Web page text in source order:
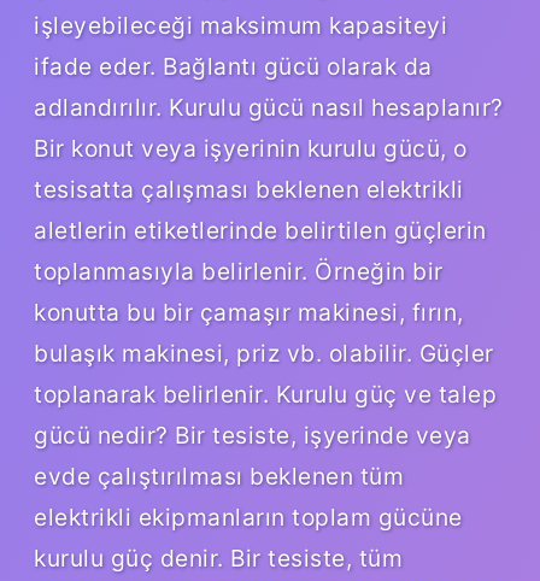
işleyebileceği maksimum kapasiteyi
ifade eder. Bağlantı gücü olarak da
adlandırılır. Kurulu gücü nasıl hesaplanır?
Bir konut veya işyerinin kurulu gücü, o
tesisatta çalışması beklenen elektrikli
aletlerin etiketlerinde belirtilen güçlerin
toplanmasıyla belirlenir. Örneğin bir
konutta bu bir çamaşır makinesi, fırın,
bulaşık makinesi, priz vb. olabilir. Güçler
toplanarak belirlenir. Kurulu güç ve talep
gücü nedir? Bir tesiste, işyerinde veya
evde çalıştırılması beklenen tüm
elektrikli ekipmanların toplam gücüne
kurulu güç denir. Bir tesiste, tüm